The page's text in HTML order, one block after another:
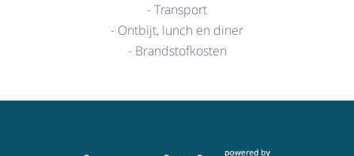
- Transport
- Ontbijt, lunch en diner
- Brandstofkosten